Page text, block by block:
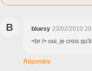
B bluesy 23/02/2010
<br /> oui, je crois
Répondre